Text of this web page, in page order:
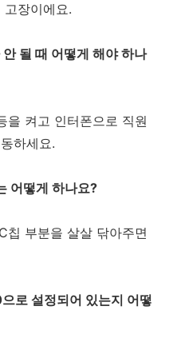
장이에요.
될 때 어떻게 해야 하나
을 켜고 인터폰으로 직원
하세요.
어떻게 하나요?
칩 부분을 살살 닦아주면
로 설정되어 있는지 어떻